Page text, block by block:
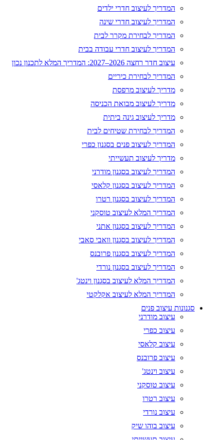
המדריך לעיצוב חדרי ילדים
המדריך לעיצוב חדרי שינה
המדריך לבחירת מקרר לבית
המדריך לעיצוב חדרי עבודה בבית
עיצוב חדר רחצה 2026–2027: המדריך המלא לתכנון נכון
המדריך לבחירת כיריים
מדריך לעיצוב מרפסת
מדריך לעיצוב מבואת הכניסה
מדריך לעיצוב גינה ביתית
המדריך לבחירת שטיחים לבית
המדריך לעיצוב פנים בסגנון כפרי
מדריך לעיצוב תעשייתי
המדריך לעיצוב בסגנון מודרני
המדריך לעיצוב בסגנון קלאסי
המדריך לעיצוב בסגנון רטרו
המדריך המלא לעיצוב טוסקני
המדריך לעיצוב בסגנון אתני
המדריך לעיצוב בסגנון וואבי סאבי
המדריך לעיצוב בסגנון פרובנס
המדריך לעיצוב בסגנון נורדי
המדריך המלא לעיצוב בסגנון וינטג'
המדריך המלא לעיצוב אקלקטי
סגנונות עיצוב פנים
עיצוב מודרני
עיצוב כפרי
עיצוב קלאסי
עיצוב פרובנס
עיצוב וינטג'
עיצוב טוסקני
עיצוב רטרו
עיצוב נורדי
עיצוב בוהו שיק